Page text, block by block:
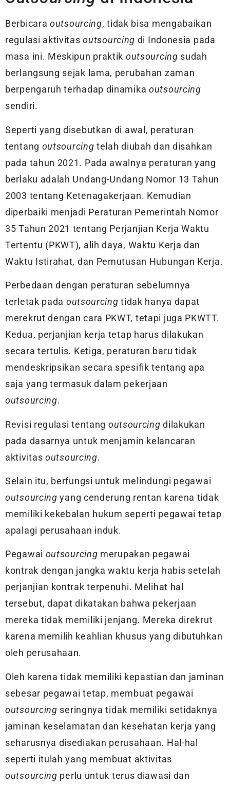
Berbicara outsourcing, tidak bisa mengabaikan
regulasi aktivitasoutsourcing di Indonesia pada
masa ini. Meskipun praktik outsourcing sudah
berlangsung sejak lama, perubahan zaman
berpengaruh terhadap dinamika outsourcing
sendiri.
Seperti yang disebutkan di awal, peraturan
tentang outsourcing telah diubah dan disahkan
pada tahun 2021. Pada awalnya peraturan yang
berlaku adalah Undang-Undang Nomor 13 Tahun
2003 tentang Ketenagakerjaan. Kemudian
diperbaiki menjadi Peraturan Pemerintah Nomor
35 Tahun 2021 tentang Perjanjian Kerja Waktu
Tertentu (PKWT), alih daya, Waktu Kerja dan
Waktu Istirahat, dan Pemutusan Hubungan Kerja.
Perbedaan dengan peraturan sebelumnya
terletak pada outsourcing tidak hanya dapat
merekrut dengan cara PKWT, tetapi juga PKWTT.
Kedua, perjanjian kerja tetap harus dilakukan
secara tertulis. Ketiga, peraturan baru tidak
mendeskripsikan secara spesifik tentang apa
saja yang termasuk dalam pekerjaan
outsourcing.
Revisi regulasi tentang outsourcing dilakukan
pada dasarnya untuk menjamin kelancaran
aktivitas outsourcing.
Selain itu, berfungsi untuk melindungi pegawai
outsourcing yang cenderung rentan karena tidak
memiliki kekebalan hukum seperti pegawai tetap
apalagi perusahaan induk.
Pegawai outsourcing merupakan pegawai
kontrak dengan jangka waktu kerja habis setelah
perjanjian kontrak terpenuhi. Melihat hal
tersebut, dapat dikatakan bahwa pekerjaan
mereka tidak memiliki jenjang. Mereka direkrut
karena memilih keahlian khusus yang dibutuhkan
oleh perusahaan.
Oleh karena tidak memiliki kepastian dan jaminan
sebesar pegawai tetap, membuat pegawai
outsourcing seringnya tidak memiliki setidaknya
jaminan keselamatan dan kesehatan kerja yang
seharusnya disediakan perusahaan. Hal-hal
seperti itulah yang membuat aktivitas
outsourcing perlu untuk terus diawasi dan